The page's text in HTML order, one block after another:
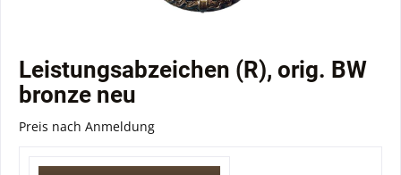
Leistungsabzeichen (R), orig. BW
bronze neu
Preis nach Anmeldung